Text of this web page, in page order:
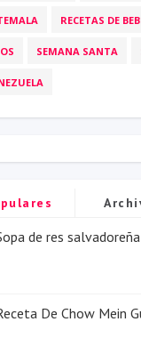
RECETAS DE
SEMANA SANTA
de res salvadoreña
De Chow Mein